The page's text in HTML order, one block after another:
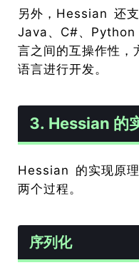
另外，Hessian 还
Java、C#、Python
言之间的互操作性，
语言进行开发。
3. Hessian 的
Hessian 的实现原
两个过程。
序列化